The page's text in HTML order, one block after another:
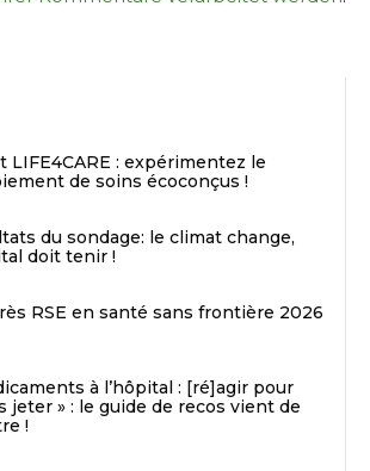
LIFE4CARE : expérimentez le
de soins écoconçus !
du sondage: le climat change,
doit tenir !
RSE en santé sans frontière 2026
à l’hôpital : [ré]agir pour
jeter » : le guide de recos vient de
!